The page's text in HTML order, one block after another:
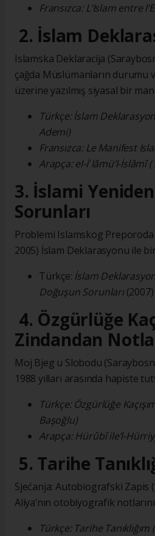
Fransızca: L’Islam entre
2. İslam
Islamska Deklaracija
çağda Müslümanların durumu
üzerine yazılmış siyasal bir
Türkçe: İslam
Ademi)
Fransızca: Le Manifest
Arapça: el-İʿlâmü’l-İslâmî
3. İslami
Sorunları
Problemi Islamskog
2005) İslam Deklarasyonu ile
Türkçe: İslam
Doğuşun Sorunları(2007)
4. Özgürlüğe
Zindandan
Moj Bjeg u Slobodu
1988 yılları arasında hapiste
Türkçe: Özgürlüğe
Başoğlu)
Arapça: Hürûbî ile’l-
5. Tarihe
Sjećanja: Autobiografski Zapis
Aliya’nın otobiyografik
Türkçe: Tarihe